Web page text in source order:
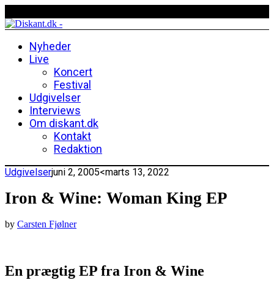
Nyheder
Live
Koncert
Festival
Udgivelser
Interviews
Om diskant.dk
Kontakt
Redaktion
Udgivelserjuni 2, 2005<marts 13, 2022
Iron & Wine: Woman King EP
by Carsten Fjølner
En prægtig EP fra Iron & Wine